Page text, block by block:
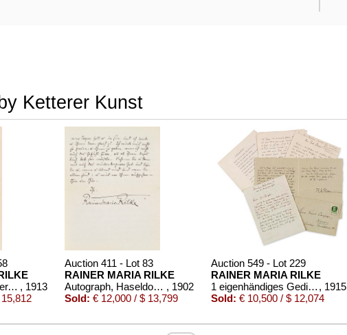
Ketterer Kunst
Das Buch der Bilder. Mit Widmungsgedicht , 1913
Auction 411 - Lot 83
RAINER MARIA RILKE
Autograph, Haseldorf 1902. , 1902
Sold: € 12,000 / $ 13,799
Auction 549 - Lot 229
RAINER MARIA RILKE
1 eigenhändiges Gedicht, 2 eigh. Briefe, 1 eigh. Abschrift und 1 Typoskript , 1915
Sold: € 10,500 / $ 12,074